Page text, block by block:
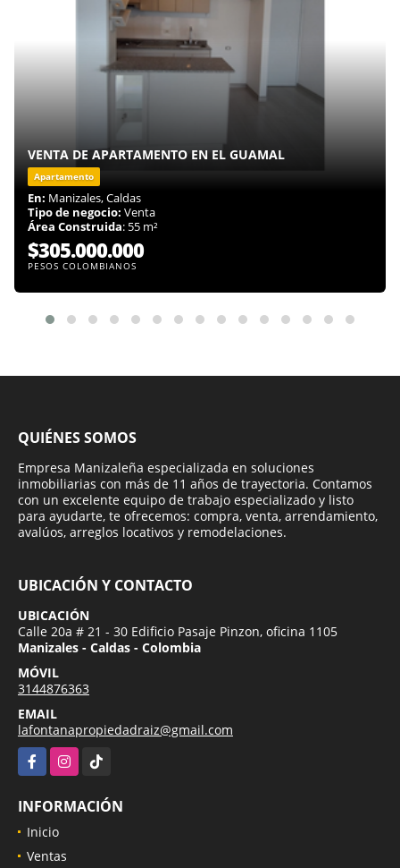
VENTA DE APARTAMENTO EN EL GUAMAL
Apartamento
En: Manizales, Caldas
Tipo de negocio: Venta
Área Construida: 55 m²
$305.000.000
PESOS COLOMBIANOS
QUIÉNES SOMOS
Empresa Manizaleña especializada en soluciones
inmobiliarias con más de 11 años de trayectoria. Contamos
con un excelente equipo de trabajo especializado y listo
para ayudarte, te ofrecemos: compra, venta, arrendamiento,
avalúos, arreglos locativos y remodelaciones.
UBICACIÓN Y CONTACTO
UBICACIÓN
Calle 20a # 21 - 30 Edificio Pasaje Pinzon, oficina 1105
Manizales - Caldas - Colombia
MÓVIL
3144876363
EMAIL
lafontanapropiedadraiz@gmail.com
FacebookInstagram
INFORMACIÓN
Inicio